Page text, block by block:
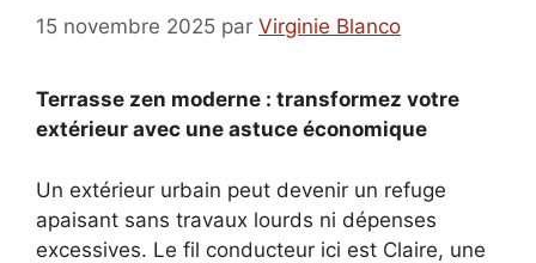
15 novembre 2025 par Virginie Blanco
Terrasse zen moderne : transformez votre
extérieur avec une astuce économique
Un extérieur urbain peut devenir un refuge
apaisant sans travaux lourds ni dépenses
excessives. Le fil conducteur ici est Claire, une